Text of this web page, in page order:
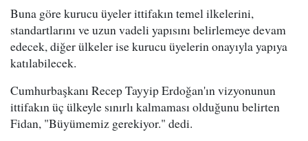
Buna göre kurucu üyeler ittifakın temel ilkelerini,
standartlarını ve uzun vadeli yapısını belirlemeye devam
edecek, diğer ülkeler ise kurucu üyelerin onayıyla yapıya
katılabilecek.
Cumhurbaşkanı Recep Tayyip Erdoğan'ın vizyonunun
ittifakın üç ülkeyle sınırlı kalmaması olduğunu belirten
Fidan, "Büyümemiz gerekiyor." dedi.